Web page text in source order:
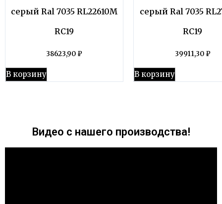
серый Ral 7035 RL22610M
RC19
38623,90 ₽
В корзину
серый Ral 7035
RC19
39911,30 ₽
В корзину
Видео с нашего производства!